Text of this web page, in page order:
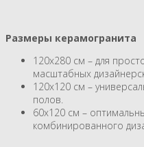
Размеры керамогранита
120x280 см – для
масштабных
120x120 см –
полов.
60x120 см –
комбинированного